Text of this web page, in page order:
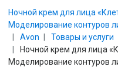
Ночной крем для лица
Моделирование контуров
Avon
Товары и услуги
Ночной крем для лица
Моделирование контуров